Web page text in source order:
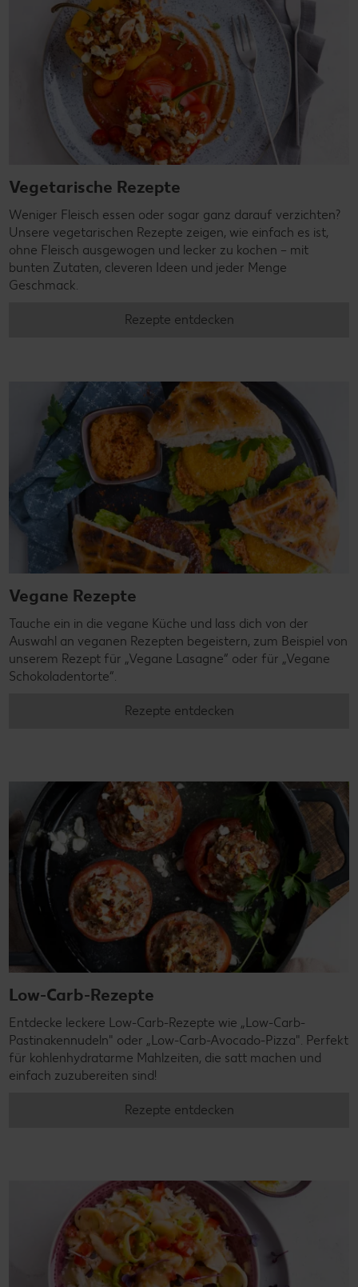
Vegetarische Rezepte
Weniger Fleisch essen oder sogar ganz darauf verzichten?
Unsere vegetarischen Rezepte zeigen, wie einfach es ist,
ohne Fleisch ausgewogen und lecker zu kochen – mit
bunten Zutaten, cleveren Ideen und jeder Menge
Geschmack.
Rezepte entdecken
Vegane Rezepte
Tauche ein in die vegane Küche und lass dich von der
Auswahl an veganen Rezepten begeistern, zum Beispiel von
unserem Rezept für „Vegane Lasagne“ oder für „Vegane
Schokoladentorte“.
Rezepte entdecken
Low-Carb-Rezepte
Entdecke leckere Low-Carb-Rezepte wie „Low-Carb-
Pastinakennudeln" oder „Low-Carb-Avocado-Pizza". Perfekt
für kohlenhydratarme Mahlzeiten, die satt machen und
einfach zuzubereiten sind!
Rezepte entdecken